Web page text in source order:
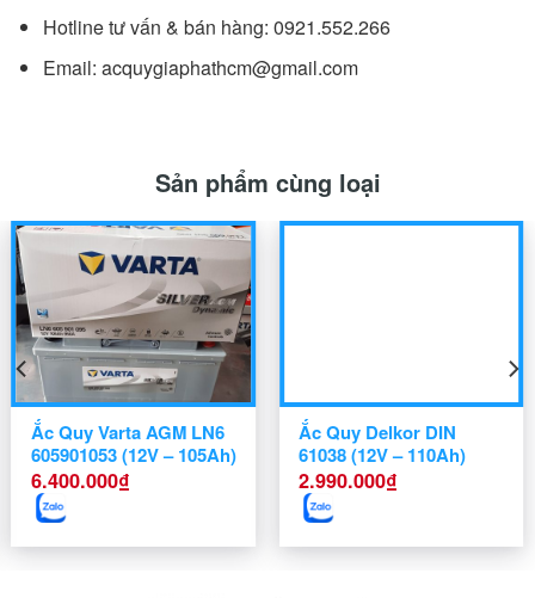
Hotline tư vấn & bán hàng: 0921.552.266
Email: acquygiaphathcm@gmail.com
Sản phẩm cùng loại
Ắc Quy Varta AGM LN6
605901053 (12V – 105Ah)
6.400.000₫
Ắc Quy Delkor DIN
61038 (12V – 110Ah)
2.990.000₫